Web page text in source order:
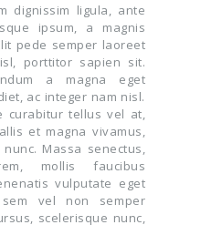
dignissim ligula, ante
ipsum, a magnis
pede semper laoreet
porttitor sapien sit.
a magna eget
ac integer nam nisl.
curabitur tellus vel at,
et magna vivamus,
Massa senectus,
mollis faucibus
vulputate eget
sem vel non semper
scelerisque nunc,